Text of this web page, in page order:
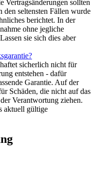
Vertragsänderungen sollten
den seltensten Fällen wurde
berichtet. In der
ohne jegliche
sie sich dies aber
sicherlich nicht für
entstehen - dafür
Garantie. Auf der
Schäden, die nicht auf das
Verantwortung ziehen.
aktuell gültige